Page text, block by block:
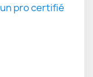
pro certifié